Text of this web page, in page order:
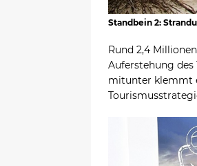
Standbein 2:
Rund 2,4
Auferstehung des
mitunter klemmt